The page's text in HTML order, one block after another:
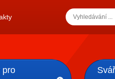
pro